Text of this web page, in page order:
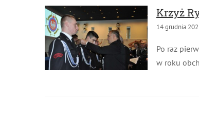
Krzyż
14 grudnia 2021
Po raz
w roku